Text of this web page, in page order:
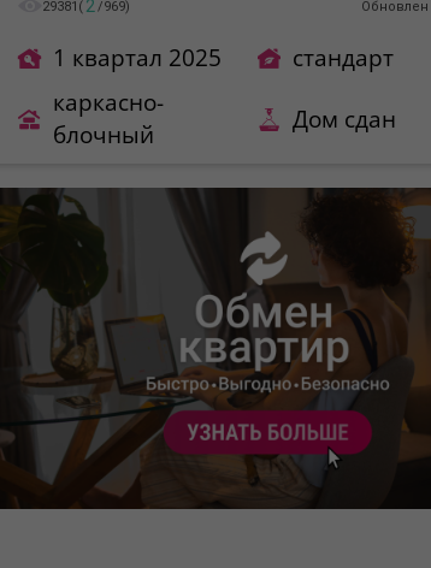
29381 ( 2 /969) Обновлен
1 квартал 2025
стандарт
каркасно-
блочный
Дом сдан